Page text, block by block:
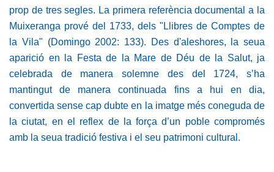
prop de tres segles. La primera referència documental a la
Muixeranga prové del 1733, dels "Llibres de Comptes de
la Vila" (Domingo 2002: 133). Des d'aleshores, la seua
aparició en la Festa de la Mare de Déu de la Salut, ja
celebrada de manera solemne des del 1724, s’ha
mantingut de manera continuada fins a hui en dia,
convertida sense cap dubte en la imatge més coneguda de
la ciutat, en el reflex de la força d’un poble compromés
amb la seua tradició festiva i el seu patrimoni cultural.